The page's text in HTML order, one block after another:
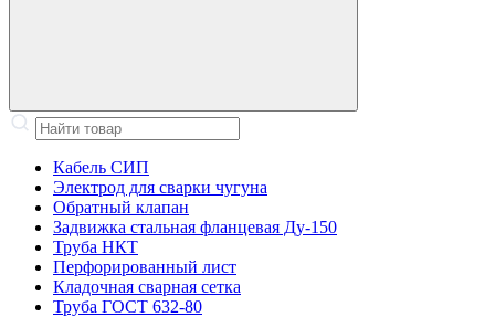
Кабель СИП
Электрод для сварки чугуна
Обратный клапан
Задвижка стальная фланцевая Ду-150
Труба НКТ
Перфорированный лист
Кладочная сварная сетка
Труба ГОСТ 632-80